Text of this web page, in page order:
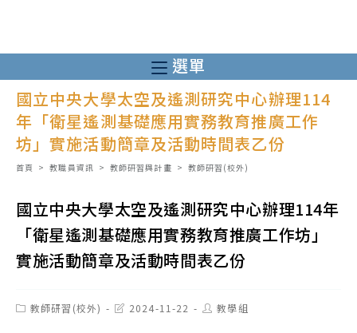
至
主
內
容
選單
國立中央大學太空及遙測研究中心辦理114
年「衛星遙測基礎應用實務教育推廣工作
坊」實施活動簡章及活動時間表乙份
首頁 > 教職員資訊 > 教師研習與計畫 > 教師研習(校外)
國立中央大學太空及遙測研究中心辦理114年
「衛星遙測基礎應用實務教育推廣工作坊」
實施活動簡章及活動時間表乙份
Post教師研習(校外)
Post2024-11-22
Post教學組